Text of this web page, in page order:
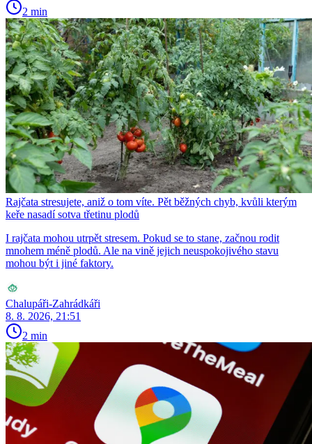
2 min
Rajčata stresujete, aniž o tom víte. Pět běžných chyb, kvůli kterým
keře nasadí sotva třetinu plodů
I rajčata mohou utrpět stresem. Pokud se to stane, začnou rodit
mnohem méně plodů. Ale na vině jejich neuspokojivého stavu
mohou být i jiné faktory.
Chalupáři-Zahrádkáři
8. 8. 2026, 21:51
2 min